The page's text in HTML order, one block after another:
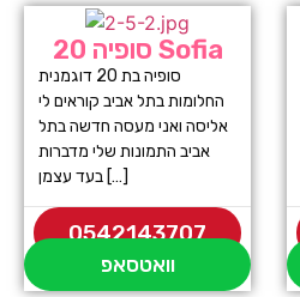
סופיה 20 Sofia
סופיה בת 20 דוגמנית
החלומות בתל אביב קוראים לי
אליסה ואני מעסה חדשה בתל
אביב התמונות שלי מדברות
בעד עצמן […]
0542143707
וואטסאפ